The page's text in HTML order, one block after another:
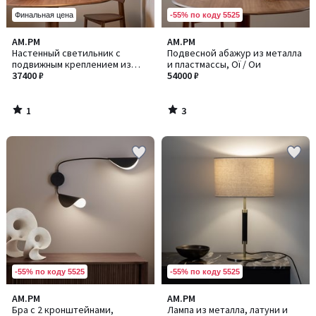
Финальная цена
AM.PM
Настенный светильник с
подвижным креплением из
тонированного дуба и льна,
37400 ₽
1
/
5
1
/
-55% по коду 5525
AM.PM
Подвесной абажур из металла
и пластмассы, Oï / Ои
54000 ₽
3
/
5
3
/
-55% по коду 5525
AM.PM
Бра с 2 кронштейнами,
4,7
/ 5
-55% по коду 5525
AM.PM
Лампа из металла, латуни и